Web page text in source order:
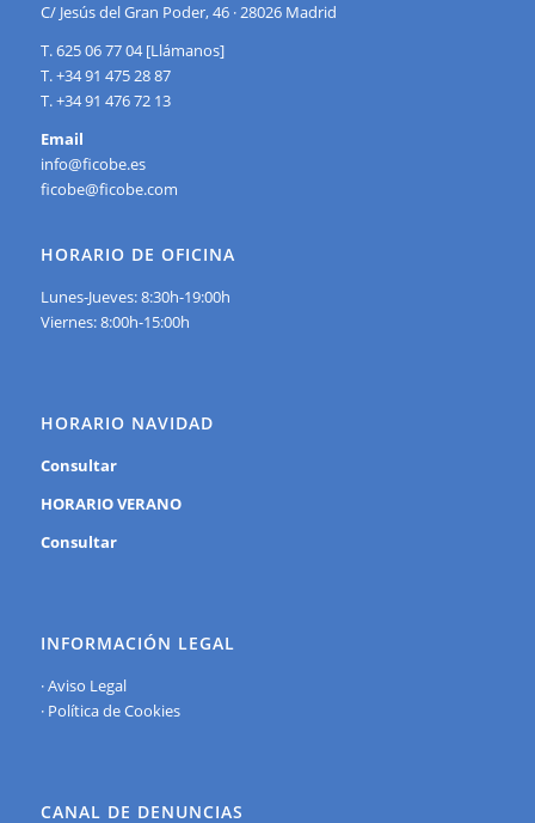
C/ Jesús del Gran Poder, 46 · 28026 Madrid
T. 625 06 77 04 [Llámanos]
T. +34 91 475 28 87
T. +34 91 476 72 13
Email
info@ficobe.es
ficobe@ficobe.com
HORARIO DE OFICINA
Lunes-Jueves: 8:30h-19:00h
Viernes: 8:00h-15:00h
HORARIO NAVIDAD
Consultar
HORARIO VERANO
Consultar
INFORMACIÓN LEGAL
·Aviso Legal
· Política de Cookies
CANAL DE DENUNCIAS